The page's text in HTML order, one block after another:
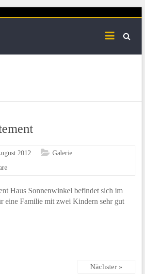
2012
Galerie
Haus Sonnenwinkel befindet sich im
eine Familie mit zwei Kindern sehr gut
Nächster »